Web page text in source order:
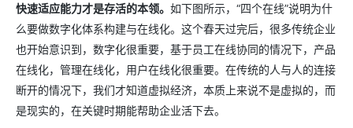
快速适应能力才是存活的本领。 如下图所示，“四个在线”说明为什
么要做数字化体系构建与在线化。这个春天过完后，很多传统企业
也开始意识到，数字化很重要，基于员工在线协同的情况下，产品
在线化，管理在线化，用户在线化很重要。在传统的人与人的连接
断开的情况下，我们才知道虚拟经济，本质上来说不是虚拟的，而
是现实的，在关键时期能帮助企业活下去。